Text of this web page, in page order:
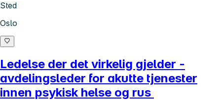
Sted
Oslo
Ledelse der det virkelig gjelder -
avdelingsleder for akutte tjenester
innen psykisk helse og rus